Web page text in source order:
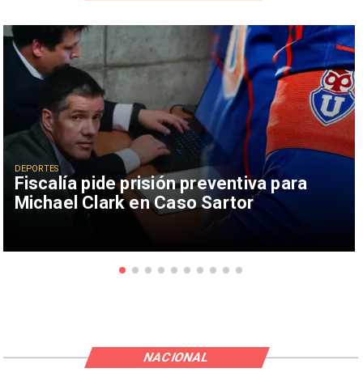
Fiscalía pide prisión preventiva para
Michael Clark en Caso Sartor
DEPORTES
NACIONAL